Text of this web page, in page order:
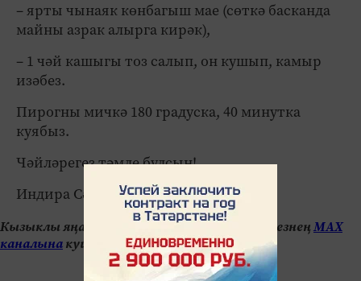
– ярты чынаяк көнбагыш мае (сөткә басканда
майны азрак алырга кирәк),
– 1 чәй кашыгы тоз салып, он кушып, камыр
изәбез.
Пирогны мичкә 180 градуска, 40 минутка
куябыз.
Чәйләрегез тәмле булсын!
Индира Сәйфуллина,Баулы-информ
Кызыклы яңалыкларны күзәтеп бару өчен безнеңМАХ
каналынакушылыгыз.